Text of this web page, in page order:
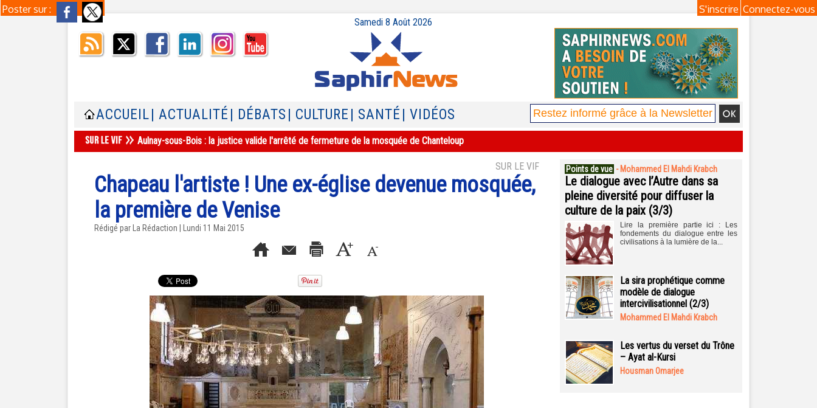
Poster sur : Connectez-vous
S'inscrire
Samedi 8 Août 2026
ACCUEIL | ACTUALITÉ | DÉBATS | CULTURE | SANTÉ | VIDÉOS
Aulnay-sous-Bois : la justice valide l'arrêté de fermeture de la mosquée de Chanteloup
SUR LE VIF
Chapeau l'artiste ! Une ex-église devenue mosquée,
la première de Venise
Rédigé par La Rédaction | Lundi 11 Mai 2015
Points de vue - Mohammed El Mahdi Krabch
Le dialogue avec l’Autre dans sa
pleine diversité pour diffuser la
culture de la paix (3/3)
Lire la première partie ici : Les
fondements du dialogue entre les
civilisations à la lumière de la...
La sira prophétique comme
modèle de dialogue
intercivilisationnel (2/3)
Mohammed El Mahdi Krabch
Les vertus du verset du Trône
– Ayat al-Kursi
Housman Omarjee